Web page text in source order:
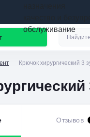
обслуживание
Крючок хирургический 3
Отзывов